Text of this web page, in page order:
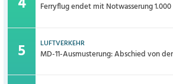
Ferryflug endet mit Notwasserung
LUFTVERKEHR
MD-11-Ausmusterung: Abschied von